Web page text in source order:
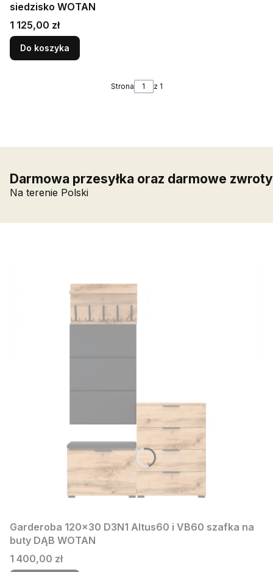
siedzisko WOTAN
Cena
1 125,00 zł
Do koszyka
Strona z 1
Darmowa przesyłka oraz darmowe zwroty
Na terenie Polski
Garderoba 120x30 D3N1 Altus60 i VB60 szafka na
buty DĄB WOTAN
Cena
1 400,00 zł